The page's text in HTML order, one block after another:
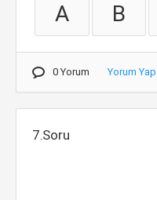
A B
0 Yorum Yorum Yap
7.Soru